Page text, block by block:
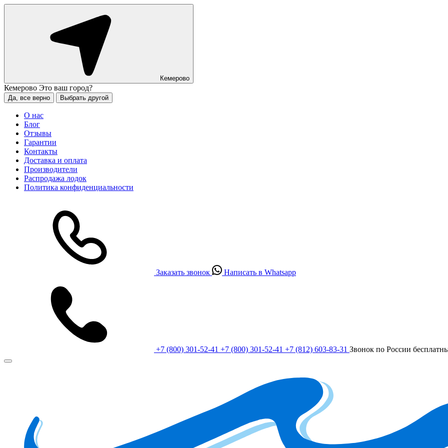
Кемерово
Кемерово Это ваш город?
Да, все верно Выбрать другой
О нас
Блог
Отзывы
Гарантии
Контакты
Доставка и оплата
Производители
Распродажа лодок
Политика конфиденциальности
Заказать звонок Написать в Whatsapp
+7 (800) 301-52-41 +7 (800) 301-52-41 +7 (812) 603-83-31 Звонок по России